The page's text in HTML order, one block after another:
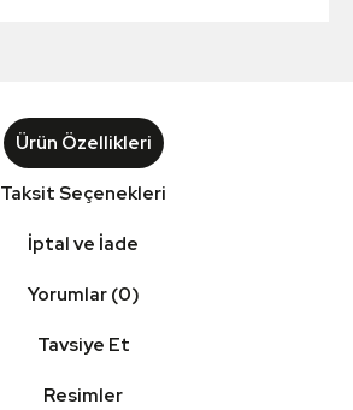
Ürün Özellikleri
Taksit Seçenekleri
İptal ve İade
Yorumlar (0)
Tavsiye Et
Resimler